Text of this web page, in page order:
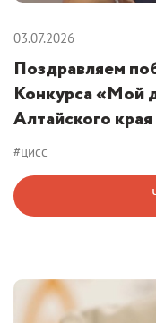
03.07.2026
Поздравляем
Конкурса «Мой
Алтайского края
#цисс